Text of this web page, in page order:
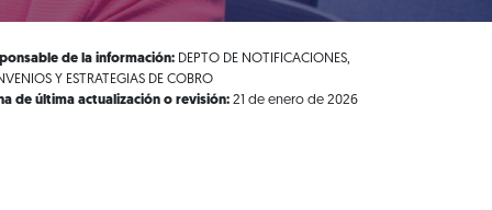
de la información: DEPTO DE NOTIFICACIONES,
Y ESTRATEGIAS DE COBRO
de última actualización o revisión: 21 de enero de 2026